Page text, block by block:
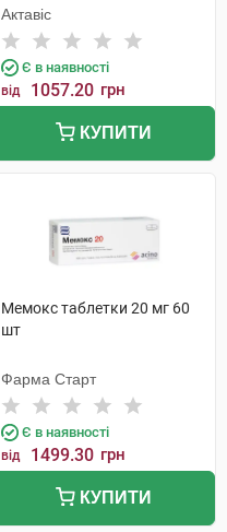
Актавіс
Є в наявності
від 1057.20 грн
КУПИТИ
Мемокс таблетки 20 мг 60
шт
Фарма Старт
Є в наявності
від 1499.30 грн
КУПИТИ